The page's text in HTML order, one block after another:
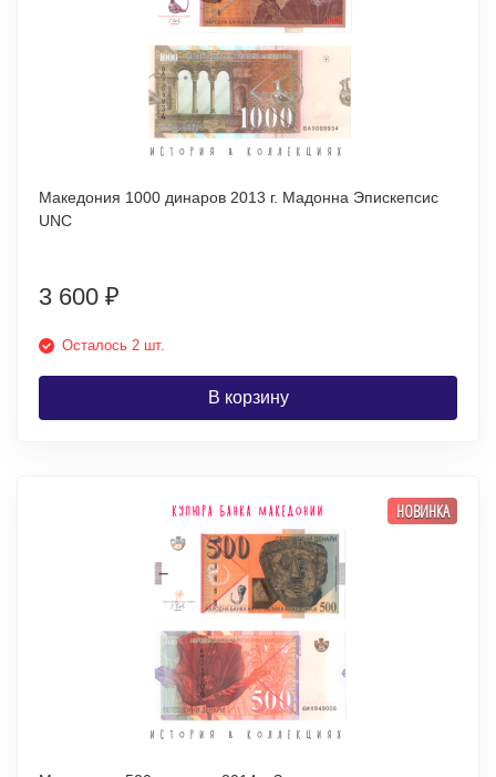
Македония 1000 динаров 2013 г. Мадонна Эпискепсис
UNC
3 600 ₽
Осталось 2 шт.
В корзину
НОВИНКА